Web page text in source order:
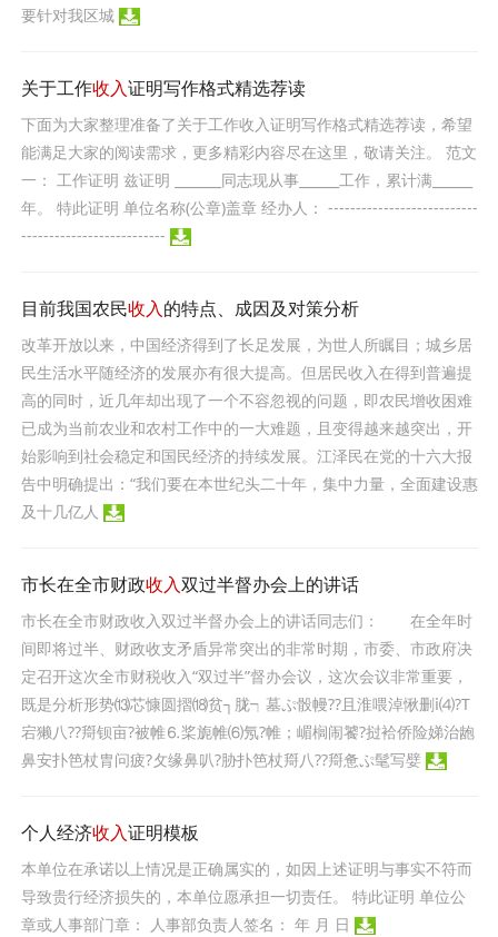
要针对我区城
关于工作收入证明写作格式精选荐读
下面为大家整理准备了关于工作收入证明写作格式精选荐读，希望
能满足大家的阅读需求，更多精彩内容尽在这里，敬请关注。 范文
一： 工作证明 兹证明 _______同志现从事______工作，累计满______
年。 特此证明 单位名称(公章)盖章 经办人： ---------------------------
--------------------------
目前我国农民收入的特点、成因及对策分析
改革开放以来，中国经济得到了长足发展，为世人所瞩目；城乡居
民生活水平随经济的发展亦有很大提高。但居民收入在得到普遍提
高的同时，近几年却出现了一个不容忽视的问题，即农民增收困难
已成为当前农业和农村工作中的一大难题，且变得越来越突出，开
始影响到社会稳定和国民经济的持续发展。江泽民在党的十六大报
告中明确提出：“我们要在本世纪头二十年，集中力量，全面建设惠
及十几亿人
市长在全市财政收入双过半督办会上的讲话
市长在全市财政收入双过半督办会上的讲话同志们： 在全年时
间即将过半、财政收支矛盾异常突出的非常时期，市委、市政府决
定召开这次全市财税收入“双过半”督办会议，这次会议非常重要，
既是分析形势⒀芯慷圆摺⒅贫┐胧┑墓ぷ骰幔??且淮喂淖愀删ⅰ⑷?Τ
宕獭八??搿钡亩?被帷⒍桨旎帷⑹氖?帷；嵋榈闹饕?挝袷侨险娣治龅
鼻安扑笆杖胄问疲?攵缘鼻叭?胁扑笆杖搿八??搿惫ぷ髦写嬖
个人经济收入证明模板
本单位在承诺以上情况是正确属实的，如因上述证明与事实不符而
导致贵行经济损失的，本单位愿承担一切责任。 特此证明 单位公
章或人事部门章： 人事部负责人签名： 年 月 日